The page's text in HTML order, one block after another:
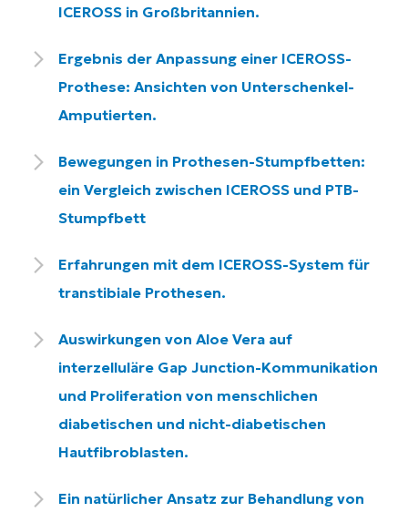
ICEROSS in Großbritannien.
Ergebnis der Anpassung einer ICEROSS-
Prothese: Ansichten von Unterschenkel-
Amputierten.
Bewegungen in Prothesen-Stumpfbetten:
ein Vergleich zwischen ICEROSS und PTB-
Stumpfbett
Erfahrungen mit dem ICEROSS-System für
transtibiale Prothesen.
Auswirkungen von Aloe Vera auf
interzelluläre Gap Junction-Kommunikation
und Proliferation von menschlichen
diabetischen und nicht-diabetischen
Hautfibroblasten.
Ein natürlicher Ansatz zur Behandlung von